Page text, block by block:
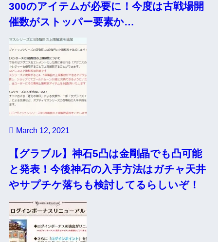
300のアイテムが必要に！今度は古戦場開
催数がストッパー要素か…
March 12, 2021
【グラブル】神石5凸は金剛晶でも凸可能
と発表！今後神石の入手方法はガチャ天井
やサプチケ落ちも検討してるらしいぞ！